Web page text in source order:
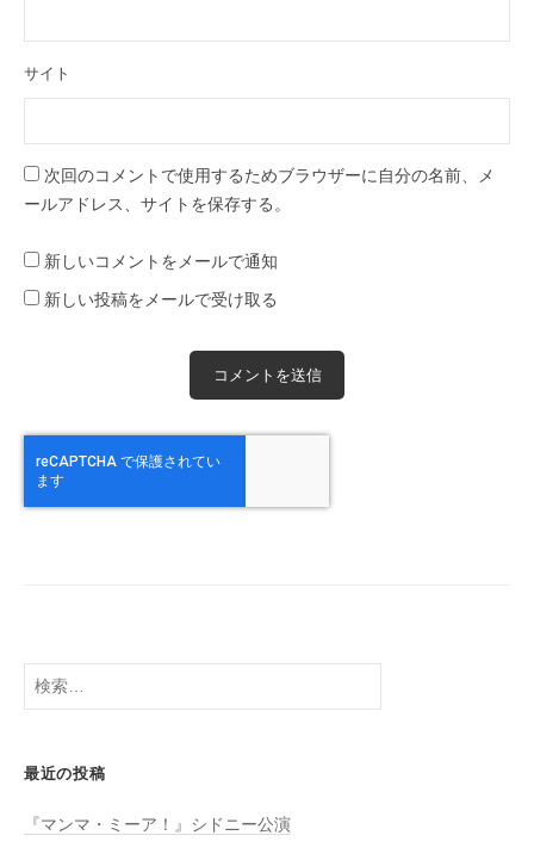
サイト
次回のコメントで使用するためブラウザーに自分の名前、メ
ールアドレス、サイトを保存する。
新しいコメントをメールで通知
新しい投稿をメールで受け取る
検
索:
最近の投稿
『マンマ・ミーア！』シドニー公演